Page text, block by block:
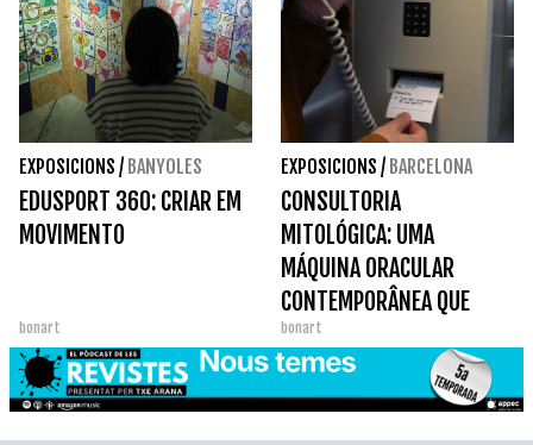
EXPOSICIONS / BANYOLES
EDUSPORT 360: CRIAR EM
MOVIMENTO
bonart
EXPOSICIONS / BARCELONA
CONSULTORIA
MITOLÓGICA: UMA
MÁQUINA ORACULAR
CONTEMPORÂNEA QUE
TRANSFORMA A PERGUNTA
EM UMA EXPERIÊNCIA
POÉTICA.
bonart